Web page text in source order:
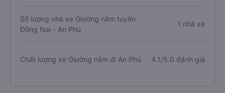
Số lượng chuyến xe Giường nằm đi An
Phú
2 chuyến
Số lượng nhà xe Giường nằm tuyến
Đồng Nai - An Phú
1 nhà xe